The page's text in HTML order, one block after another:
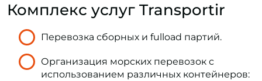
Комплекс услуг Transportir
Перевозка сборных и fulload партий.
Организация морских перевозок с
использованием различных контейнеров: